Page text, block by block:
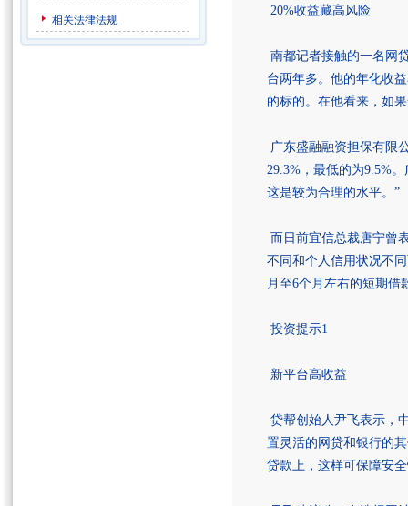
相关法律法规
20%收益藏高风险
南都记者接触的一名网
台两年多。他的年化收
的标的。在他看来，如
广东盛融融资担保有限
29.3%，最低的为9.5%
这是较为合理的水平。”
而日前宜信总裁唐宁曾
不同和个人信用状况不
月至6个月左右的短期借
投资提示1
新平台高收益
贷帮创始人尹飞表示，
置灵活的网贷和银行的
贷款上，这样可保障安